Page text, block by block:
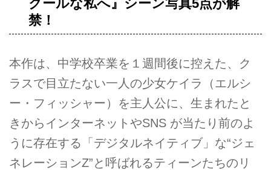
クールな私へ』シーン写真5点が解
禁！
本作は、中学校卒業を１週間後に控えた、ク
ラスで⽬⽴たない⼀⼈の少⼥ケイラ（エルシ
ー・フィッシャー）を主⼈公に、⽣まれたと
きからインターネットやSNS が当たり前のよ
うに存在する「デジタルネイティブ」な“ジェ
ネレーションZ”と呼ばれるティーンたちのリ